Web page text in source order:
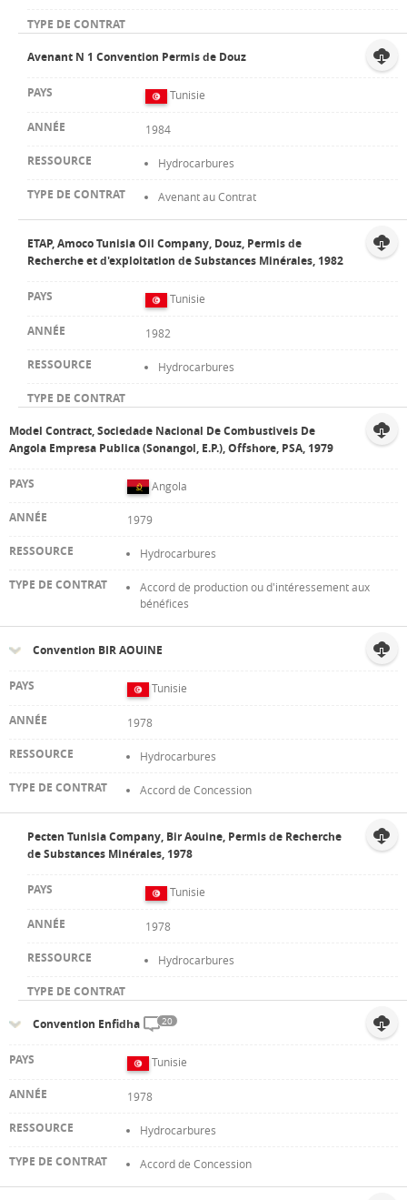
Avenant N 1 Convention Permis de Douz
Tunisie
1984
Hydrocarbures
Avenant au Contrat
ETAP, Amoco Tunisia Oil Company, Douz, Permis de
Recherche et d'exploitation de Substances Minérales, 1982
Tunisie
1982
Hydrocarbures
Model Contract, Sociedade Nacional De Combustiveis De
Angola Empresa Publica (Sonangol, E.P.), Offshore, PSA, 1979
Angola
1979
Hydrocarbures
Accord de production ou d'intéressement aux
bénéfices
Convention BIR AOUINE
Tunisie
1978
Hydrocarbures
Accord de Concession
Pecten Tunisia Company, Bir Aouine, Permis de Recherche
de Substances Minérales, 1978
Tunisie
1978
Hydrocarbures
Convention Enfidha 20
Tunisie
1978
Hydrocarbures
Accord de Concession